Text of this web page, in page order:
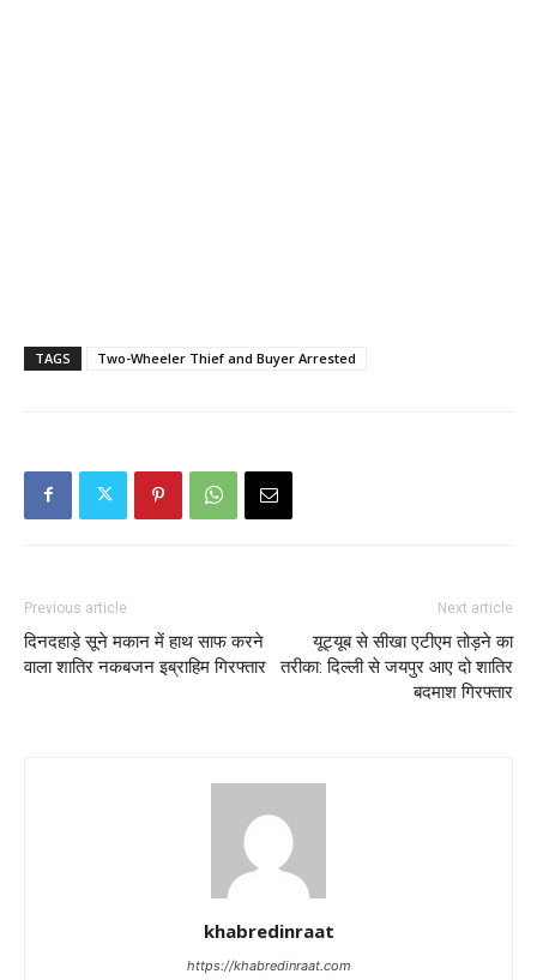
TAGS Two-Wheeler Thief and Buyer Arrested
Previous article
दिनदहाड़े सूने मकान में हाथ साफ करने
वाला शातिर नकबजन इब्राहिम गिरफ्तार
Next article
यूट्यूब से सीखा एटीएम तोड़ने का
तरीका: दिल्ली से जयपुर आए दो शातिर
बदमाश गिरफ्तार
khabredinraat
https://khabredinraat.com